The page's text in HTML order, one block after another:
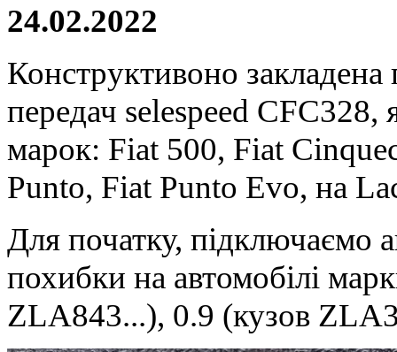
24.02.2022
Конструктивоно
передач selespeed CFC328,
марок: Fiat 500, Fiat
Punto, Fiat Punto Evo, на
Для початку, підключаємо
похибки на автомобілі
ZLA843...), 0.9 (кузов